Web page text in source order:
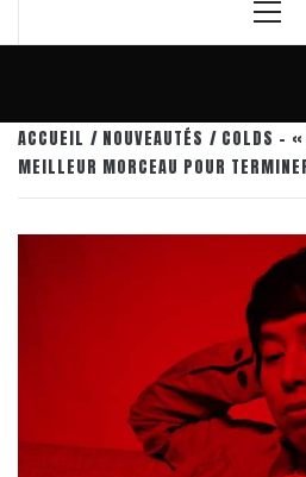
Menu
ACCUEIL NOUVEAUTÉS
COLDS –
MEILLEUR MORCEAU POUR